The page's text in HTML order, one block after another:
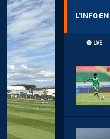
L’INFO
🔴 LIVE